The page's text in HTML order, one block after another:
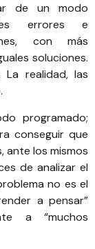
de un modo
errores e
con más
soluciones.
La realidad, las
programado;
conseguir que
ante los mismos
de analizar el
no es el
a pensar”
a “muchos